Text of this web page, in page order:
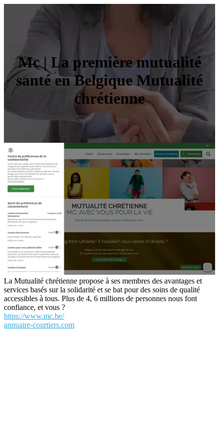
Mc | La première mutualité
santé en Belgique Mutualité
chrétienne
La Mutualité chrétienne propose à ses membres des avantages et
services basés sur la solidarité et se bat pour des soins de qualité
accessibles à tous. Plus de 4, 6 millions de personnes nous font
confiance, et vous ?
https://www.mc.be/
annuaire-courtiers.com